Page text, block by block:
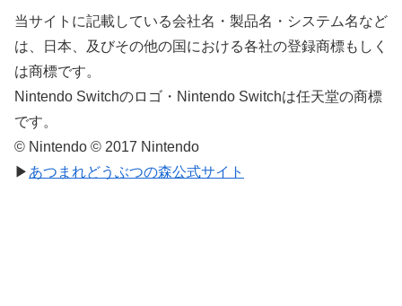
当サイトに記載している会社名・製品名・システム名など
は、日本、及びその他の国における各社の登録商標もしく
は商標です。
Nintendo Switchのロゴ・Nintendo Switchは任天堂の商標
です。
© Nintendo © 2017 Nintendo
▶ あつまれどうぶつの森公式サイト